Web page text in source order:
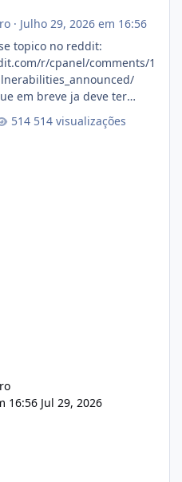
· Julho 29, 2026 em 16:56
topico no reddit:
r/cpanel/comments/1
em breve ja deve ter
514 visualizações
16:56 Jul 29, 2026